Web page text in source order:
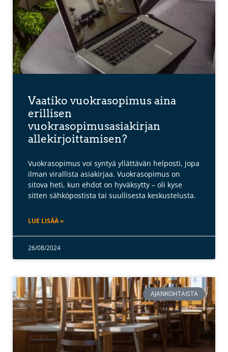
Vaatiko vuokrasopimus aina
erillisen
vuokrasopimusasiakirjan
allekirjoittamisen?
Vuokrasopimus voi syntyä yllättävän helposti, jopa
ilman virallista asiakirjaa. Vuokrasopimus on
sitova heti, kun ehdot on hyväksytty – oli kyse
sitten sähköpostista tai suullisesta keskustelusta.
LUE LISÄÄ »
26/08/2024
AJANKOHTAISTA